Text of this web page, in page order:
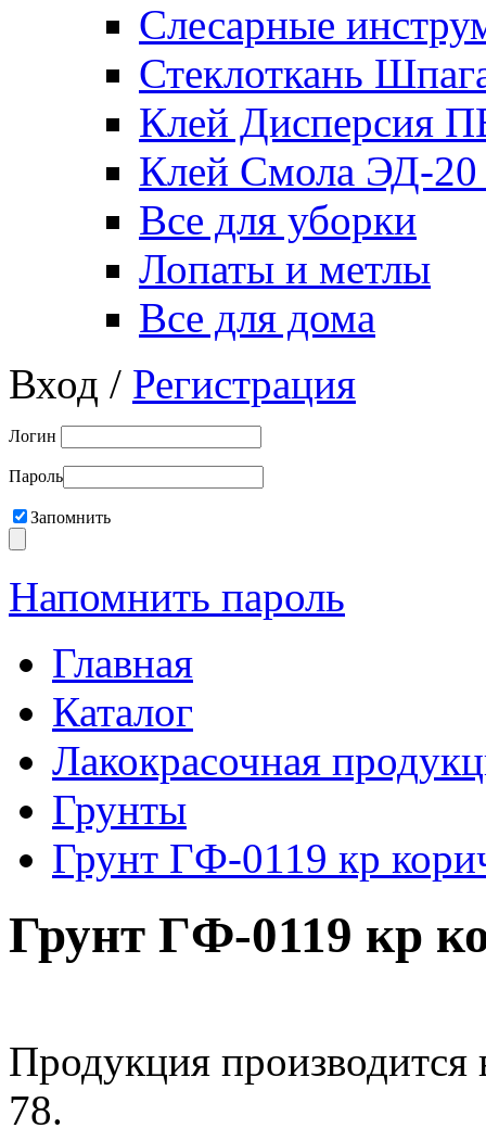
Слесарные
Стеклоткань
Клей Дисперсия
Клей Смола ЭД-20
Все для уборки
Лопаты и метлы
Все для дома
Вход / Регистрация
Логин
Пароль
Запомнить
Напомнить пароль
Главная
Каталог
Лакокрасочная
Грунты
Грунт ГФ-0119 кр
Грунт ГФ-0119 кр
Продукция
78.